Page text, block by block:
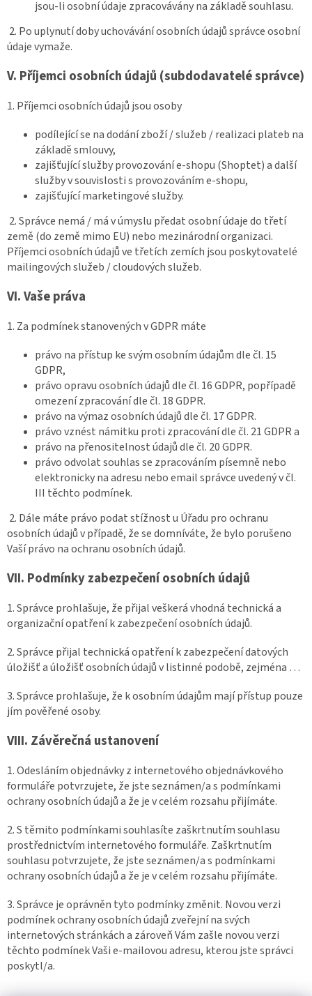
jsou-li osobní údaje zpracovávány na základě souhlasu.
2. Po uplynutí doby uchovávání osobních údajů správce osobní
údaje vymaže.
V. Příjemci osobních údajů (subdodavatelé správce)
1. Příjemci osobních údajů jsou osoby
podílející se na dodání zboží / služeb / realizaci plateb na
základě smlouvy,
zajišťující služby provozování e-shopu (Shoptet) a další
služby v souvislosti s provozováním e-shopu,
zajišťující marketingové služby.
2. Správce nemá / má v úmyslu předat osobní údaje do třetí
země (do země mimo EU) nebo mezinárodní organizaci.
Příjemci osobních údajů ve třetích zemích jsou poskytovatelé
mailingových služeb / cloudových služeb.
VI.Vaše práva
1. Za podmínek stanovených v GDPR máte
právo na přístup ke svým osobním údajům dle čl. 15
GDPR,
právo opravu osobních údajů dle čl. 16 GDPR, popřípadě
omezení zpracování dle čl. 18 GDPR.
právo na výmaz osobních údajů dle čl. 17 GDPR.
právo vznést námitku proti zpracování dle čl. 21 GDPR a
právo na přenositelnost údajů dle čl. 20 GDPR.
právo odvolat souhlas se zpracováním písemně nebo
elektronicky na adresu nebo email správce uvedený v čl.
III těchto podmínek.
2. Dále máte právo podat stížnost u Úřadu pro ochranu
osobních údajů v případě, že se domníváte, že bylo porušeno
Vaší právo na ochranu osobních údajů.
VII. Podmínky zabezpečení osobních údajů
1. Správce prohlašuje, že přijal veškerá vhodná technická a
organizační opatření k zabezpečení osobních údajů.
2. Správce přijal technická opatření k zabezpečení datových
úložišť a úložišť osobních údajů v listinné podobě, zejména …
3. Správce prohlašuje, že k osobním údajům mají přístup pouze
jím pověřené osoby.
VIII. Závěrečná ustanovení
1. Odesláním objednávky z internetového objednávkového
formuláře potvrzujete, že jste seznámen/a s podmínkami
ochrany osobních údajů a že je v celém rozsahu přijímáte.
2. S těmito podmínkami souhlasíte zaškrtnutím souhlasu
prostřednictvím internetového formuláře. Zaškrtnutím
souhlasu potvrzujete, že jste seznámen/a s podmínkami
ochrany osobních údajů a že je v celém rozsahu přijímáte.
3. Správce je oprávněn tyto podmínky změnit. Novou verzi
podmínek ochrany osobních údajů zveřejní na svých
internetových stránkách a zároveň Vám zašle novou verzi
těchto podmínek Vaši e-mailovou adresu, kterou jste správci
poskytl/a.